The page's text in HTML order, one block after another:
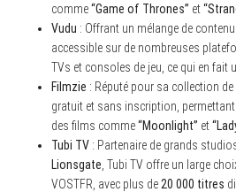
comme“Game of Thrones” et
Vudu : Offrant un mélange de
accessible sur de nombreuses
TVs et consoles de jeu, ce qui en fait
Filmzie : Réputé pour sa collection
gratuit et sans inscription,
des films comme“Moonlight” et
Tubi TV: Partenaire de grands
Lionsgate , Tubi TV offre un large
VOSTFR, avec plus de 20 000 titres